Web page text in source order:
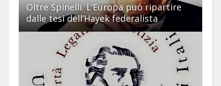
Oltre Spinelli. L’Europa può ripartire
dalle tesi dell’Hayek federalista